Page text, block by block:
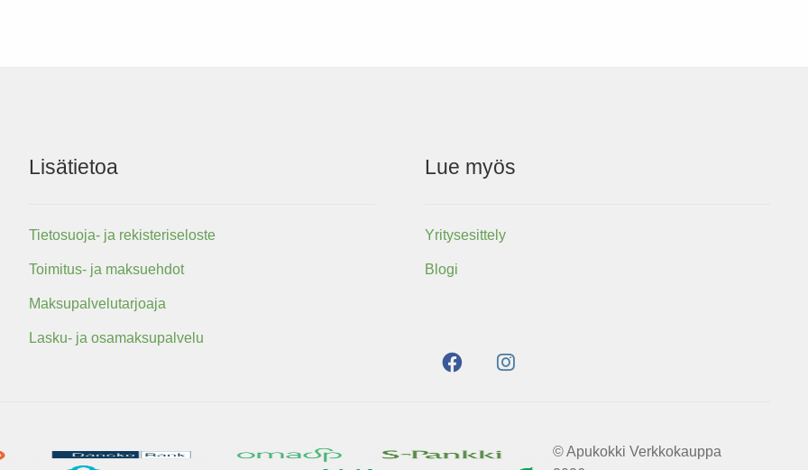
Lisätietoa
Tietosuoja- ja rekisteriseloste
Toimitus- ja maksuehdot
Maksupalvelutarjoaja
Lasku- ja osamaksupalvelu
Lue myös
Yritysesittely
Blogi
© Apukokki Verkkokauppa